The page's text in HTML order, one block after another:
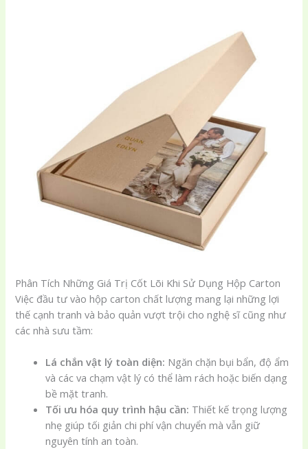
Phân Tích Những Giá Trị Cốt Lõi Khi Sử Dụng Hộp Carton
Việc đầu tư vào hộp carton chất lượng mang lại những lợi
thế cạnh tranh và bảo quản vượt trội cho nghệ sĩ cũng như
các nhà sưu tầm:
Lá chắn vật lý toàn diện: Ngăn chặn bụi bẩn, độ ẩm
và các va chạm vật lý có thể làm rách hoặc biến dạng
bề mặt tranh.
Tối ưu hóa quy trình hậu cần: Thiết kế trọng lượng
nhẹ giúp tối giản chi phí vận chuyển mà vẫn giữ
nguyên tính an toàn.